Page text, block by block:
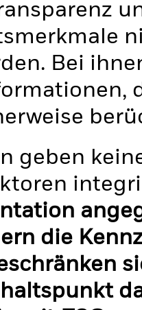
Bei
geben
die